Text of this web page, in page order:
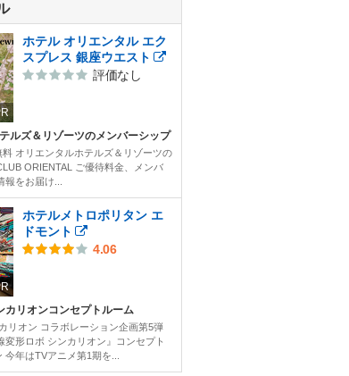
ホテル オリエンタル エク
スプレス 銀座ウエスト
評価なし
ルズ＆リゾーツのメンバーシップ
料 オリエンタルホテルズ＆リゾーツの
ORIENTAL ご優待料金、メンバ
をお届け...
ホテルメトロポリタン エ
ドモント
4.06
カリオンコンセプトルーム
リオン コラボレーション企画第5弾
変形ロボ シンカリオン』コンセプト
今年はTVアニメ第1期を...